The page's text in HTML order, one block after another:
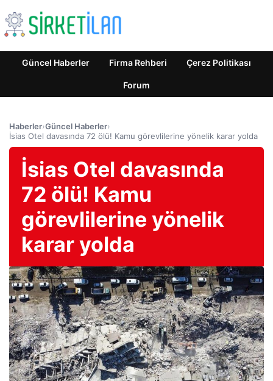
Güncel Haberler Firma Rehberi Çerez Politikası
Forum
Haberler›Güncel Haberler›
İsias Otel davasında 72 ölü! Kamu görevlilerine yönelik karar yolda
İsias Otel davasında
72 ölü! Kamu
görevlilerine yönelik
karar yolda